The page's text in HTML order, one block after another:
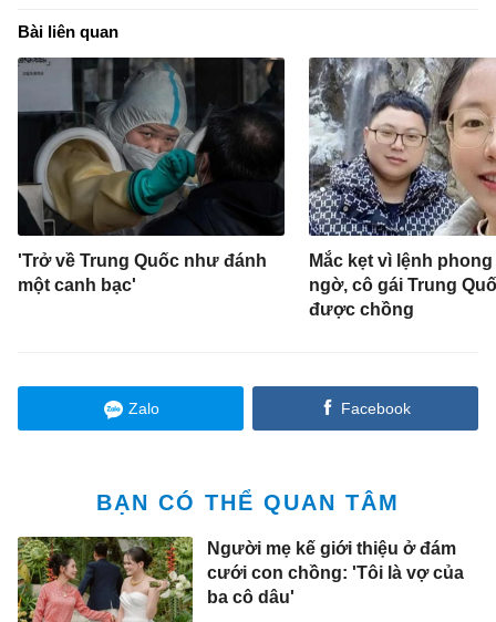
Bài liên quan
'Trở về Trung Quốc như đánh
một canh bạc'
Mắc kẹt vì lệnh
ngờ, cô gái Trung
được chồng
Zalo Facebook
BẠN CÓ THỂ QUAN TÂM
Người mẹ kế giới thiệu ở đám
cưới con chồng: 'Tôi là vợ của
ba cô dâu'